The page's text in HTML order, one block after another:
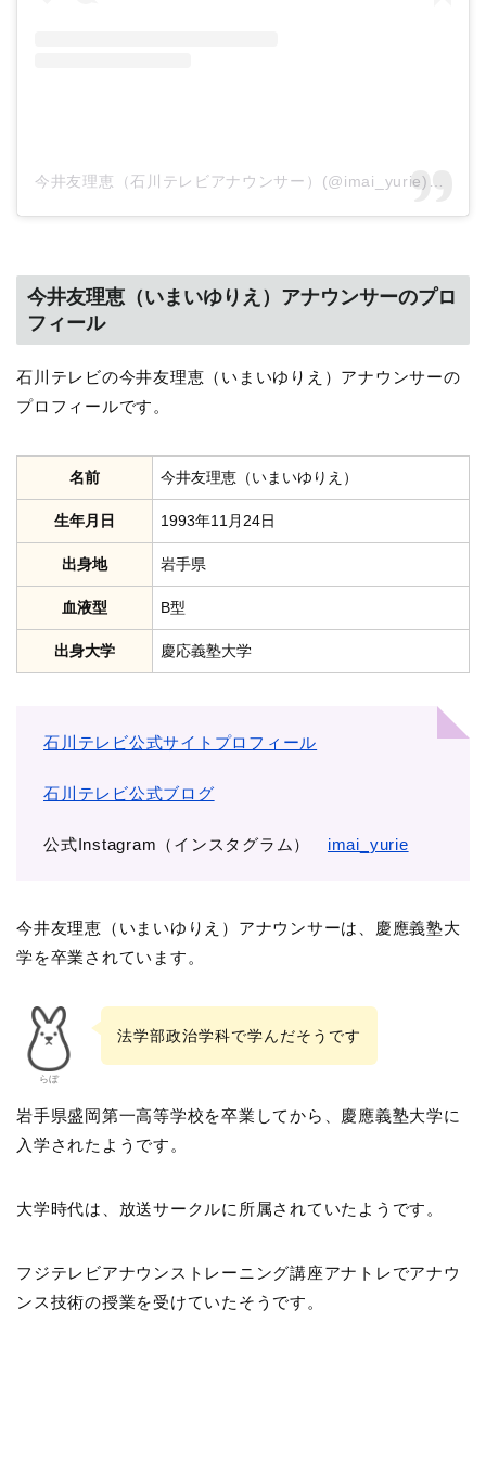
今井友理恵（いまいゆりえ）アナウンサーのプロ
フィール
石川テレビの今井友理恵（いまいゆりえ）アナウンサーの
プロフィールです。
名前 今井友理恵（いまいゆりえ）
生年月日 1993年11月24日
出身地 岩手県
血液型 B型
出身大学 慶応義塾大学
石川テレビ公式サイトプロフィール
石川テレビ公式ブログ
公式Instagram（インスタグラム） imai_yurie
今井友理恵（いまいゆりえ）アナウンサーは、慶應義塾大
学を卒業されています。
らぼ
法学部政治学科で学んだそうです
岩手県盛岡第一高等学校を卒業してから、慶應義塾大学に
入学されたようです。
大学時代は、放送サークルに所属されていたようです。
フジテレビアナウンストレーニング講座アナトレでアナウ
ンス技術の授業を受けていたそうです。